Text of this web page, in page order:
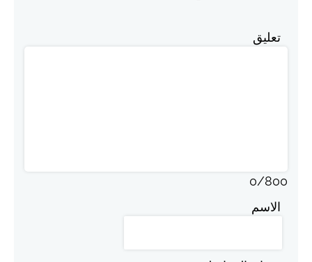
تعليق
0/800
الاسم